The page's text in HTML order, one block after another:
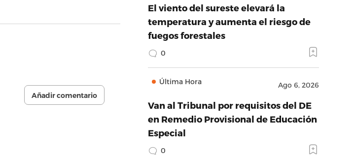
Añadir comentario
El viento del sureste elevará la
temperatura y aumenta el riesgo de
fuegos forestales
0
Última Hora Ago 6, 2026
Van al Tribunal por requisitos del DE
en Remedio Provisional de Educación
Especial
0